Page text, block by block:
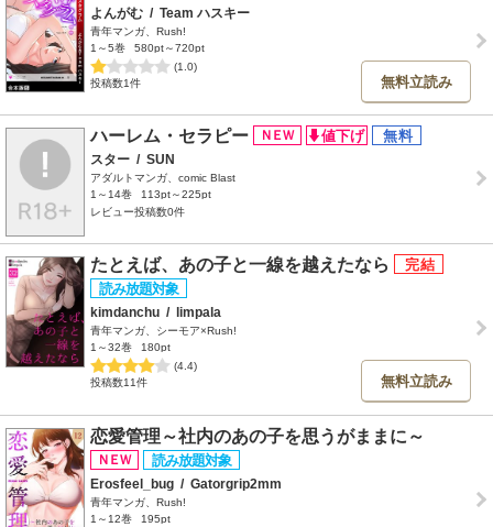
よんがむ / Team ハスキー
青年マンガ、Rush!
1～5巻
580pt～720pt
(1.0)
投稿数1件
無料立読み
ハーレム・セラピー
スター / SUN
アダルトマンガ、comic Blast
1～14巻
113pt～225pt
レビュー投稿数0件
たとえば、あの子と一線を越えたなら
kimdanchu / limpala
青年マンガ、シーモア×Rush!
1～32巻
180pt
(4.4)
投稿数11件
無料立読み
恋愛管理～社内のあの子を思うがままに～
Erosfeel_bug / Gatorgrip2mm
青年マンガ、Rush!
1～12巻
195pt